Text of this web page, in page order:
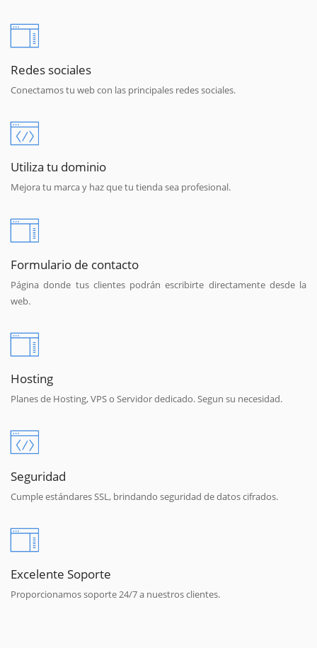
Redes sociales
Conectamos tu web con las principales redes sociales.
Utiliza tu dominio
Mejora tu marca y haz que tu tienda sea profesional.
Formulario de contacto
Página donde tus clientes podrán escribirte directamente desde la
web.
Hosting
Planes de Hosting, VPS o Servidor dedicado. Segun su necesidad.
Seguridad
Cumple estándares SSL, brindando seguridad de datos cifrados.
Excelente Soporte
Proporcionamos soporte 24/7 a nuestros clientes.